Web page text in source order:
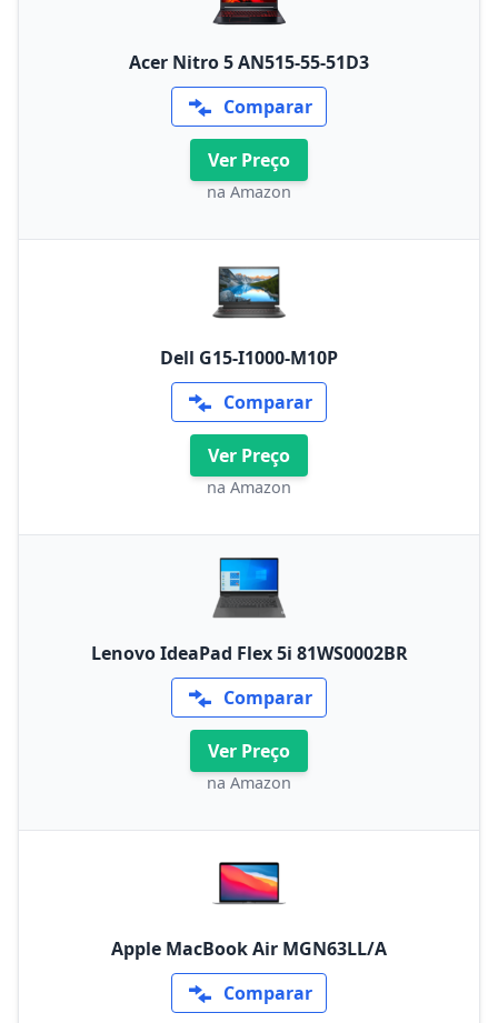
Acer Nitro 5 AN515-55-51D3
Comparar
Ver Preço
na Amazon
Dell G15-I1000-M10P
Comparar
Ver Preço
na Amazon
Lenovo IdeaPad Flex 5i 81WS0002BR
Comparar
Ver Preço
na Amazon
Apple MacBook Air MGN63LL/A
Comparar